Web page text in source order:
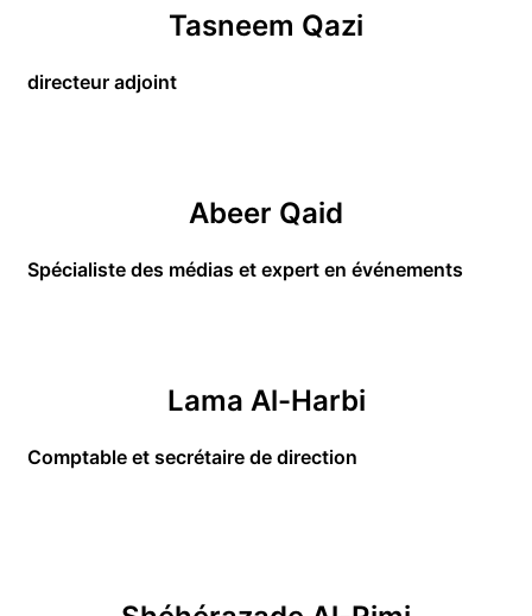
Tasneem Qazi
directeur adjoint
Abeer Qaid
Spécialiste des médias et expert en événements
Lama Al-Harbi
Comptable et secrétaire de direction